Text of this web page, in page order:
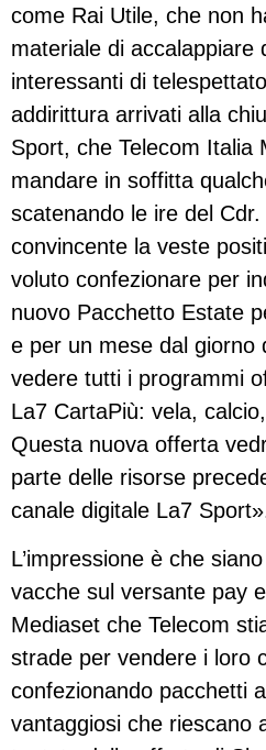
come Rai Utile, che non
materiale di accalappiare
interessanti di
addirittura arrivati alla
Sport, che Telecom Italia
mandare in soffitta
scatenando le ire del
convincente la veste
voluto confezionare per
nuovo Pacchetto Estate
e per un mese dal giorno
vedere tutti i programmi
La7 CartaPiù: vela,
Questa nuova offerta
parte delle risorse
canale digitale La7
L’impressione è che
vacche sul versante pay
Mediaset che Telecom
strade per vendere i loro
confezionando pacchetti
vantaggiosi che riescano